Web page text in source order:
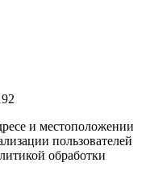
и местоположении
пользователей
обработки